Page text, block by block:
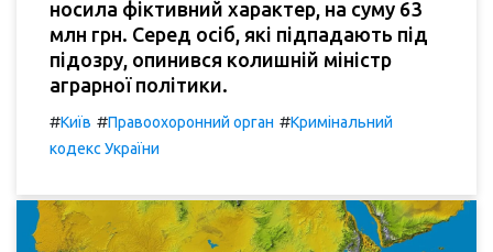
носила фіктивний характер, на суму 63
млн грн. Серед осіб, які підпадають під
підозру, опинився колишній міністр
аграрної політики.
#Київ #Правоохоронний орган #Кримінальний
кодекс України